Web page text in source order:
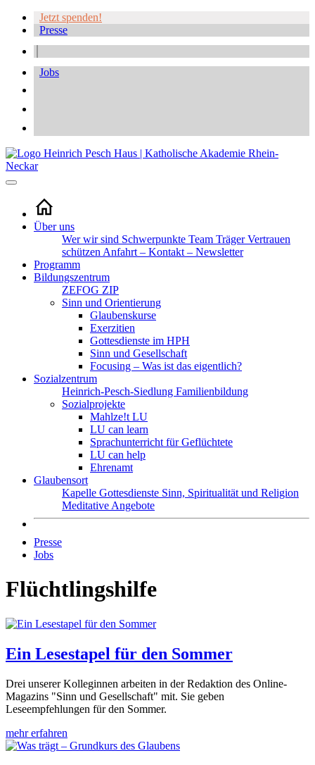
Jetzt spenden!
Presse
Jobs
Über uns
Wer wir sind Schwerpunkte Team TrägerVertrauen
schützen Anfahrt – Kontakt – Newsletter
Programm
Bildungszentrum
ZEFOG ZIP
Sinn und Orientierung
Glaubenskurse
Exerzitien
Gottesdienste im HPH
Sinn und Gesellschaft
Focusing – Was ist das eigentlich?
Sozialzentrum
Heinrich-Pesch-Siedlung Familienbildung
Sozialprojekte
Mahlze!t LU
LU can learn
Sprachunterricht für Geflüchtete
LU can help
Ehrenamt
Glaubensort
Kapelle Gottesdienste Sinn, Spiritualität und Religion
Meditative Angebote
Presse
Jobs
Flüchtlingshilfe
Ein Lesestapel für den Sommer
Drei unserer Kolleginnen arbeiten in der Redaktion des Online-
Magazins "Sinn und Gesellschaft" mit. Sie geben
Leseempfehlungen für den Sommer.
mehr erfahren